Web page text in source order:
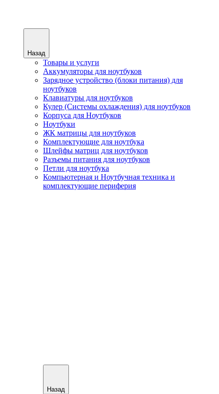
Назад
Товары и услуги
Аккумуляторы для ноутбуков
Зарядное устройство (блоки питания) для
ноутбуков
Клавиатуры для ноутбуков
Кулер (Системы охлаждения) для ноутбуков
Корпуса для Ноутбуков
Ноутбуки
ЖК матрицы для ноутбуков
Комплектующие для ноутбука
Шлейфы матриц для ноутбуков
Разъемы питания для ноутбуков
Петли для ноутбука
Компьютерная и Ноутбучная техника и
комплектующие периферия
Назад